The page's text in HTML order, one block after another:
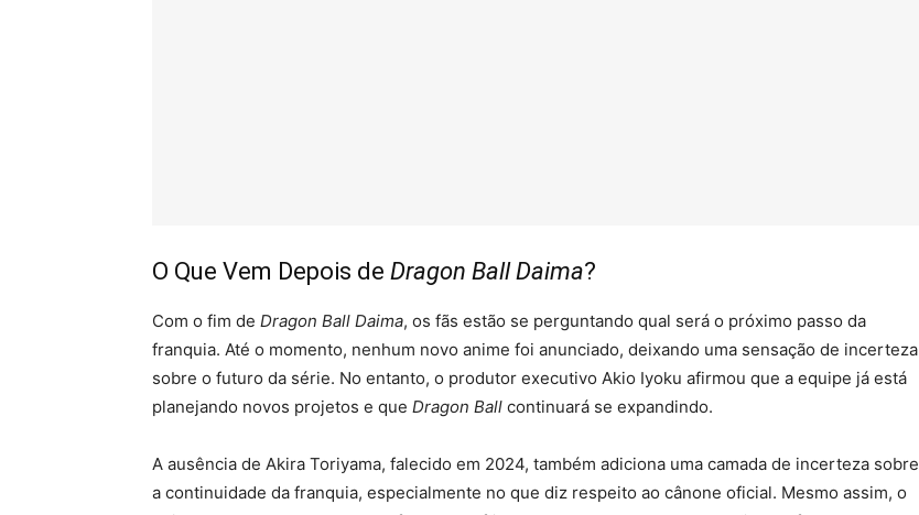
O Que Vem Depois de Dragon Ball Daima?
Com o fim de Dragon Ball Daima, os fãs estão se perguntando qual será o próximo passo da
franquia. Até o momento, nenhum novo anime foi anunciado, deixando uma sensação de incerteza
sobre o futuro da série. No entanto, o produtor executivo Akio Iyoku afirmou que a equipe já está
planejando novos projetos e que Dragon Ball continuará se expandindo.
A ausência de Akira Toriyama, falecido em 2024, também adiciona uma camada de incerteza sobre
a continuidade da franquia, especialmente no que diz respeito ao cânone oficial. Mesmo assim, o